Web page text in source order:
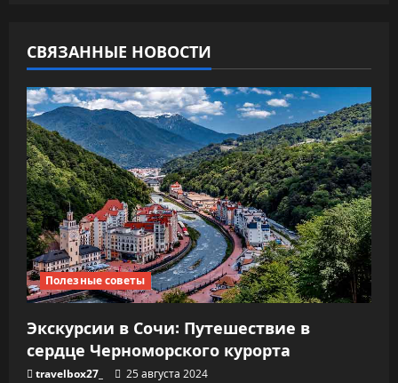
о
з
а
п
и
с
я
м
СВЯЗАННЫЕ НОВОСТИ
Полезные советы
Экскурсии в Сочи: Путешествие в
сердце Черноморского курорта
travelbox27_ 25 августа 2024